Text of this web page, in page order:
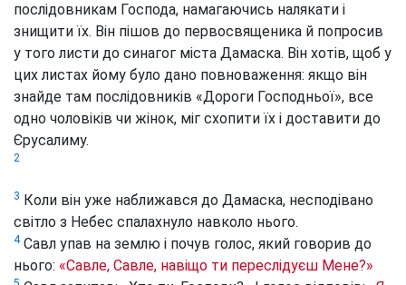
послідовникам Господа, намагаючись налякати і
знищити їх. Він пішов до первосвященика й попросив
у того листи до синагог міста Дамаска. Він хотів, щоб у
цих листах йому було дано повноваження: якщо він
знайде там послідовників «Дороги Господньої», все
одно чоловіків чи жінок, міг схопити їх і доставити до
Єрусалиму.
2
3 Коли він уже наближався до Дамаска, несподівано
світло з Небес спалахнуло навколо нього.
4Савл упав на землю і почув голос, який говорив до
нього: «Савле, Савле, навіщо ти переслідуєш Мене?»